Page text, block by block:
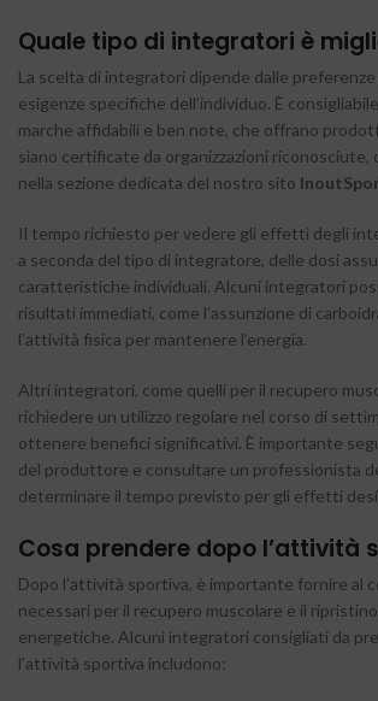
Quale tipo di integratori è
La scelta di integratori dipende dalle preferenze
esigenze specifiche dell’individuo. È
marche affidabili e ben note, che offrano
siano certificate da organizzazioni riconosciute,
nella sezione dedicata del nostro sito
Il tempo richiesto per vedere gli effetti degli
a seconda del tipo di integratore, delle dosi
caratteristiche individuali. Alcuni integratori
risultati immediati, come l’assunzione di
l’attività fisica per mantenere l’energia.
Altri integratori, come quelli per il recupero
richiedere un utilizzo regolare nel corso di
ottenere benefici significativi. È importante
del produttore e consultare un professionista
determinare il tempo previsto per gli effetti
Cosa prendere dopo l’attività
Dopo l’attività sportiva, è importante fornire al
necessari per il recupero muscolare e il
energetiche. Alcuni integratori consigliati da
l’attività sportiva includono: